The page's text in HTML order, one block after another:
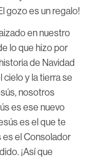
gozo es un regalo!
en nuestro
lo que hizo por
de Navidad
y la tierra se
nosotros
es ese nuevo
es el que te
es el Consolador
¡Así que